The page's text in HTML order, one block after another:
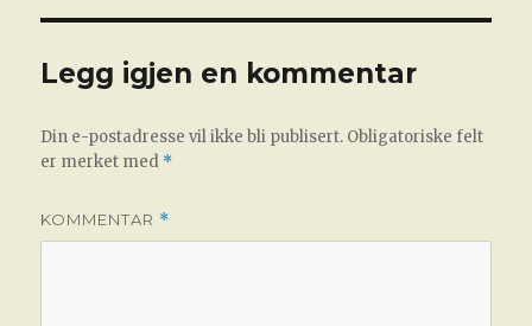
Legg igjen en kommentar
Din e-postadresse vil ikke bli publisert. Obligatoriske felt
er merket med *
KOMMENTAR *